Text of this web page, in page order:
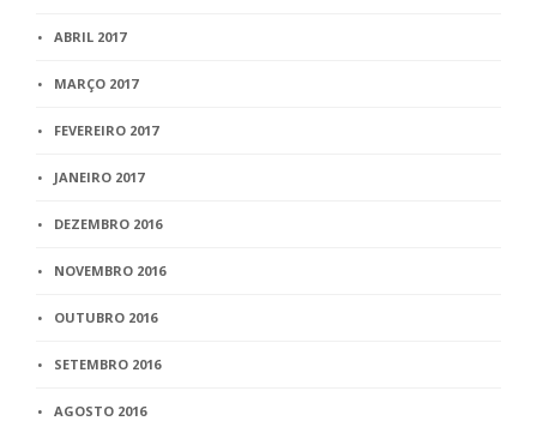
ABRIL 2017
MARÇO 2017
FEVEREIRO 2017
JANEIRO 2017
DEZEMBRO 2016
NOVEMBRO 2016
OUTUBRO 2016
SETEMBRO 2016
AGOSTO 2016